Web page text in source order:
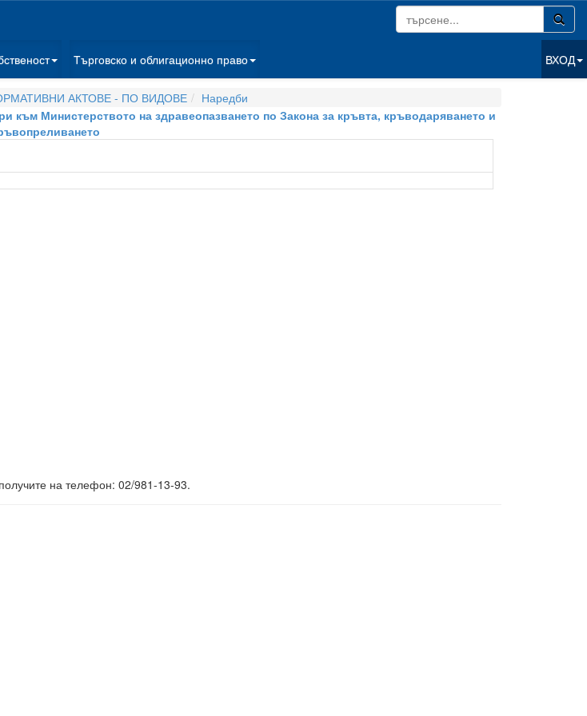
Търговско и облигационно право ВХОД
АКТОВЕ - ПО ВИДОВЕ
Наредби
към Министерството на здравеопазването по Закона за кръвта, кръводаряването и
на телефон: 02/981-13-93.